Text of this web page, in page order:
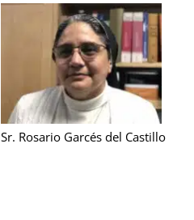
Sr. Rosario Garcés del Castillo